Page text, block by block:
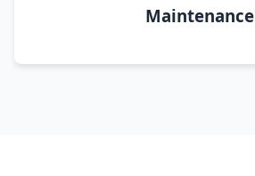
Maintenance